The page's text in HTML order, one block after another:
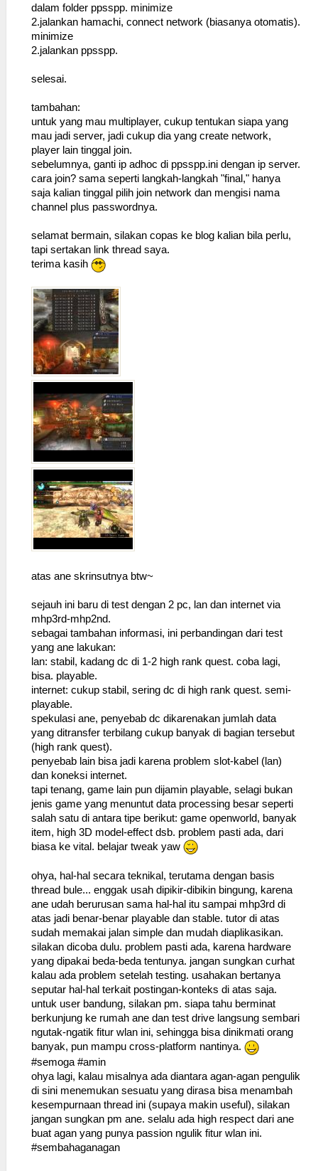
dalam folder ppsspp. minimize
2.jalankan hamachi, connect network (biasanya otomatis).
minimize
2.jalankan ppsspp.
selesai.
tambahan:
untuk yang mau multiplayer, cukup tentukan siapa yang
mau jadi server, jadi cukup dia yang create network,
player lain tinggal join.
sebelumnya, ganti ip adhoc di ppsspp.ini dengan ip server.
cara join? sama seperti langkah-langkah "final," hanya
saja kalian tinggal pilih join network dan mengisi nama
channel plus passwordnya.
selamat bermain, silakan copas ke blog kalian bila perlu,
tapi sertakan link thread saya.
terima kasih
atas ane skrinsutnya btw~
sejauh ini baru di test dengan 2 pc, lan dan internet via
mhp3rd-mhp2nd.
sebagai tambahan informasi, ini perbandingan dari test
yang ane lakukan:
lan: stabil, kadang dc di 1-2 high rank quest. coba lagi,
bisa. playable.
internet: cukup stabil, sering dc di high rank quest. semi-
playable.
spekulasi ane, penyebab dc dikarenakan jumlah data
yang ditransfer terbilang cukup banyak di bagian tersebut
(high rank quest).
penyebab lain bisa jadi karena problem slot-kabel (lan)
dan koneksi internet.
tapi tenang, game lain pun dijamin playable, selagi bukan
jenis game yang menuntut data processing besar seperti
salah satu di antara tipe berikut: game openworld, banyak
item, high 3D model-effect dsb. problem pasti ada, dari
biasa ke vital. belajar tweak yaw
ohya, hal-hal secara teknikal, terutama dengan basis
thread bule... enggak usah dipikir-dibikin bingung, karena
ane udah berurusan sama hal-hal itu sampai mhp3rd di
atas jadi benar-benar playable dan stable. tutor di atas
sudah memakai jalan simple dan mudah diaplikasikan.
silakan dicoba dulu. problem pasti ada, karena hardware
yang dipakai beda-beda tentunya. jangan sungkan curhat
kalau ada problem setelah testing. usahakan bertanya
seputar hal-hal terkait postingan-konteks di atas saja.
untuk user bandung, silakan pm. siapa tahu berminat
berkunjung ke rumah ane dan test drive langsung sembari
ngutak-ngatik fitur wlan ini, sehingga bisa dinikmati orang
banyak, pun mampu cross-platform nantinya.
#semoga #amin
ohya lagi, kalau misalnya ada diantara agan-agan pengulik
di sini menemukan sesuatu yang dirasa bisa menambah
kesempurnaan thread ini (supaya makin useful), silakan
jangan sungkan pm ane. selalu ada high respect dari ane
buat agan yang punya passion ngulik fitur wlan ini.
#sembahaganagan